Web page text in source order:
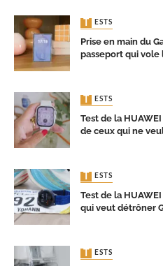
TESTS
Prise en main du
passeport qui vole
TESTS
Test de la
de ceux qui ne
TESTS
Test de la
qui veut détrôner
TESTS